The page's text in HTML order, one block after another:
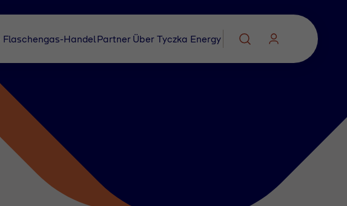
Flaschengas-Handel Partner Über Tyczka Energy